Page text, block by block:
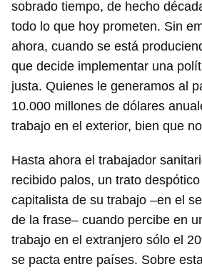
sobrado tiempo, de hecho
todo lo que hoy prometen. Sin
ahora, cuando se está
que decide implementar una
justa. Quienes le generamos al
10.000 millones de dólares
trabajo en el exterior, bien que
Hasta ahora el trabajador
recibido palos, un trato
capitalista de su trabajo –en el
de la frase– cuando percibe en
trabajo en el extranjero sólo el
se pacta entre países. Sobre